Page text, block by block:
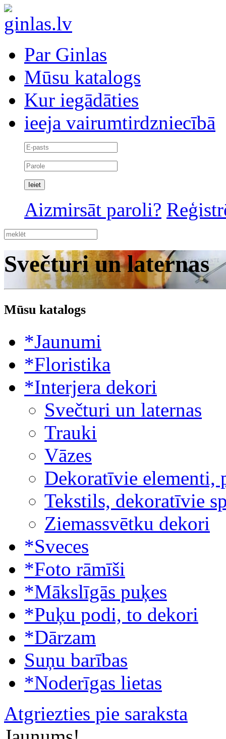
Par Ginlas
Mūsu katalogs
Kur iegādāties
ieeja vairumtirdzniecībā
Aizmirsāt paroli?
Svečturi un laternas
Mūsu katalogs
*Jaunumi
*Floristika
*Interjera dekori
Svečturi un laternas
Trauki
Vāzes
Dekoratīvie elementi,
Tekstils, dekoratīvie
Ziemassvētku dekori
*Sveces
*Foto rāmīši
*Mākslīgās puķes
*Puķu podi, to dekori
*Dārzam
Suņu barības
*Noderīgas lietas
Atgriezties pie saraksta